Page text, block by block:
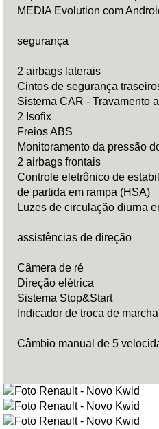
MEDIA Evolution com
segurança
2 airbags laterais
Cintos de segurança
Sistema CAR - Travamento
2 Isofix
Freios ABS
Monitoramento da pressão
2 airbags frontais
Controle eletrônico de
de partida em rampa (HSA)
Luzes de circulação diurna
assistências de direção
Câmera de ré
Direção elétrica
Sistema Stop&Start
Indicador de troca de marcha
Câmbio manual de 5